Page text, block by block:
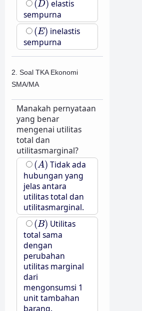
(D) elastis
sempurna
(E)
(E) inelastis
sempurna
2. Soal TKA Ekonomi
SMA/MA
Manakah pernyataan
yang benar
mengenai utilitas
total dan
utilitasmarginal?
(A)
(A) Tidak ada
hubungan yang
jelas antara
utilitas total dan
utilitasmarginal.
(B)
(B) Utilitas
total sama
dengan
perubahan
utilitas marginal
dari
mengonsumsi 1
unit tambahan
barang.